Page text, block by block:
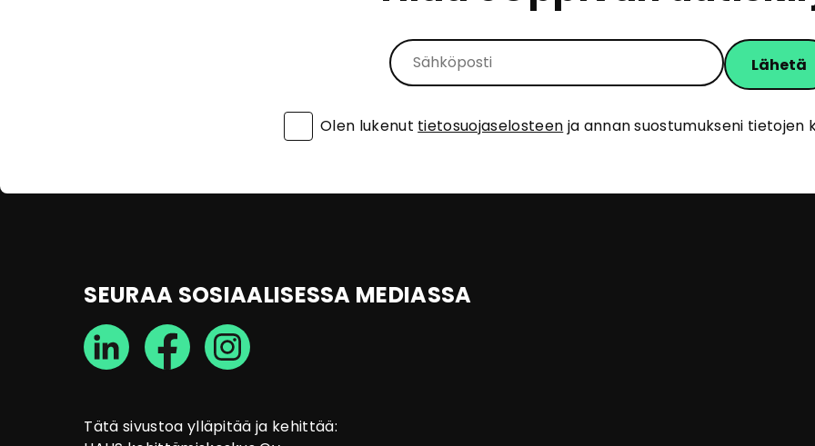
Olen lukenut tietosuojaselosteen ja annan suostumukseni tietojen
SEURAA SOSIAALISESSA MEDIASSA
Tätä sivustoa ylläpitää ja kehittää: